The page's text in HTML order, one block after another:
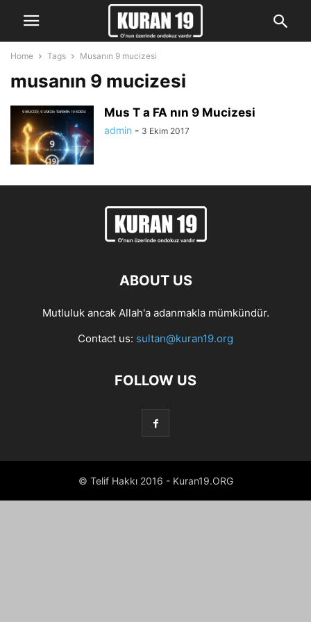
Home Tags Musanın 9 mucizesi
musanın 9 mucizesi
Mus T a FA nın 9 Mucizesi
admin - 3 Ekim 2017
ABOUT US
Mutluluk ancak Allah'a adanmakla mümkündür.
Contact us: sultan@kuran19.org
FOLLOW US
© Telif Hakkı 2016 - Kuran19.ORG